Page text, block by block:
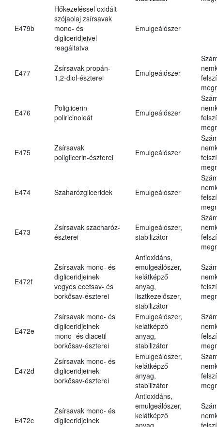
E479b
Hőkezeléssel oxidált
szójaolaj zsírsavak
mono- és
digliceridjeivel
reagáltatva
Emulgeálószer
E477
Zsírsavak propán-
1,2-diol-észterei
Emulgeálószer
E476
Poliglicerin-
poliricinoleát
Emulgeálószer
E475
Zsírsavak
poliglicerin-észterei
Emulgeálószer
E474 Szaharózgliceridek Emulgeálószer
E473
Zsírsavak szacharóz-
észterei
Emulgeálószer,
stabilizátor
E472f
Zsírsavak mono- és
digliceridjeinek
vegyes ecetsav- és
borkősav-észterei
Antioxidáns,
emulgeálószer,
kelátképző
anyag,
lisztkezelőszer,
stabilizátor
E472e
Zsírsavak mono- és
digliceridjeinek
mono- és diacetil-
borkősav-észterei
Emulgeálószer,
kelátképző
anyag,
stabilizátor
E472d
Zsírsavak mono- és
digliceridjeinek
borkősav-észterei
Emulgeálószer,
kelátképző
anyag,
stabilizátor
E472c
Zsírsavak mono- és
digliceridjeinek
Antioxidáns,
emulgeálószer,
kelátképző
anyag,